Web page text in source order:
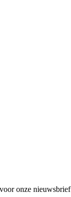
onze nieuwsbrief